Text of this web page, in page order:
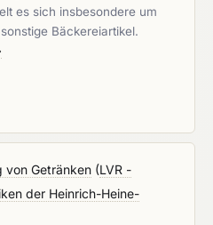
es sich insbesondere um
Bäckereiartikel.
von Getränken (LVR -
der Heinrich-Heine-